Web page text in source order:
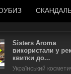
Sisters Aroma
використали у
квитки до...
Український